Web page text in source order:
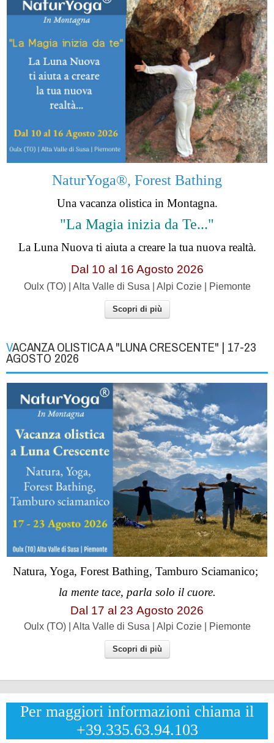
NaturYoga®, Forest Bathing
Una vacanza olistica in Montagna.
"La Magia inizia da Te..."
La Luna Nuova ti aiuta a creare la tua nuova realtà.
Dal 10 al 16 Agosto 2026
Oulx (TO) | Alta Valle di Susa | Alpi Cozie | Piemonte
Scopri di più
VACANZA OLISTICA A "LUNA CRESCENTE" | 17-23
AGOSTO 2026
Natura, Yoga, Forest Bathing, Tamburo Sciamanico;
la mente tace, parla solo il cuore.
Dal 17 al 23 Agosto 2026
Oulx (TO) | Alta Valle di Susa | Alpi Cozie | Piemonte
Scopri di più
Per maggiori informazioni chiama il
+39.335.63.94.103